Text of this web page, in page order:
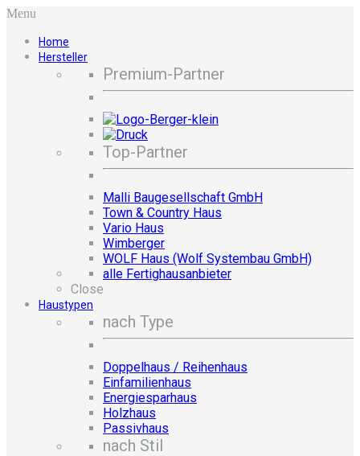
Menu
Home
Hersteller
Premium-Partner
Top-Partner
Malli Baugesellschaft GmbH
Town & Country Haus
Vario Haus
Wimberger
WOLF Haus (Wolf Systembau GmbH)
alle Fertighausanbieter
Close
Haustypen
nach Type
Doppelhaus / Reihenhaus
Einfamilienhaus
Energiesparhaus
Holzhaus
Passivhaus
nach Stil